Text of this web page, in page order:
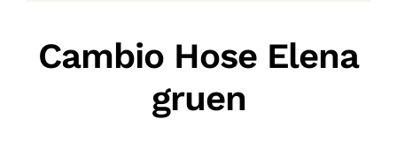
Cambio Hose Elena
gruen